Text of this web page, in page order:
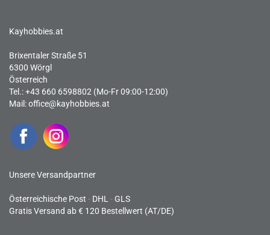
Kayhobbies.at
Brixentaler Straße 51
6300 Wörgl
Österreich
Tel.: +43 660 6598802 (Mo-Fr 09:00-12:00)
Mail:office@kayhobbies.at
Unsere Versandpartner
Österreichische Post - DHL -GLS
Gratis Versand ab € 120 Bestellwert (AT/DE)